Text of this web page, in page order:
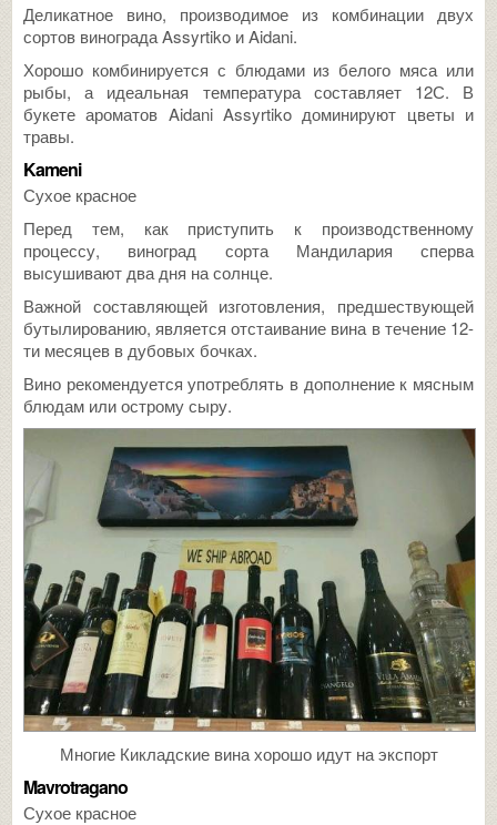
Деликатное вино, производимое из комбинации двух
сортов винограда Assyrtiko и Aidani.
Хорошо комбинируется с блюдами из белого мяса или
рыбы, а идеальная температура составляет 12С. В
букете ароматов Aidani Assyrtiko доминируют цветы и
травы.
Kameni
Сухое красное
Перед тем, как приступить к производственному
процессу, виноград сорта Мандилария сперва
высушивают два дня на солнце.
Важной составляющей изготовления, предшествующей
бутылированию, является отстаивание вина в течение 12-
ти месяцев в дубовых бочках.
Вино рекомендуется употреблять в дополнение к мясным
блюдам или острому сыру.
Многие Кикладские вина хорошо идут на экспорт
Mavrotragano
Сухое красное